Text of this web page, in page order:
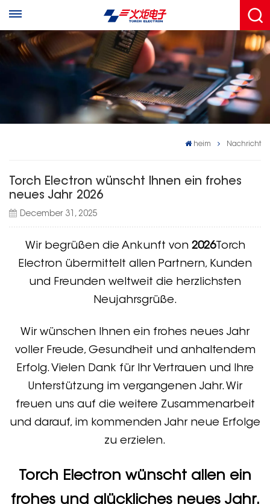
heim Nachricht
Torch Electron wünscht Ihnen ein frohes
neues Jahr 2026
December 31, 2025
Wir begrüßen die Ankunft von 2026Torch
Electron übermittelt allen Partnern, Kunden
und Freunden weltweit die herzlichsten
Neujahrsgrüße.
Wir wünschen Ihnen ein frohes neues Jahr
voller Freude, Gesundheit und anhaltendem
Erfolg. Vielen Dank für Ihr Vertrauen und Ihre
Unterstützung im vergangenen Jahr. Wir
freuen uns auf die weitere Zusammenarbeit
und darauf, im kommenden Jahr neue Erfolge
zu erzielen.
Torch Electron wünscht allen ein
frohes und glückliches neues Jahr.